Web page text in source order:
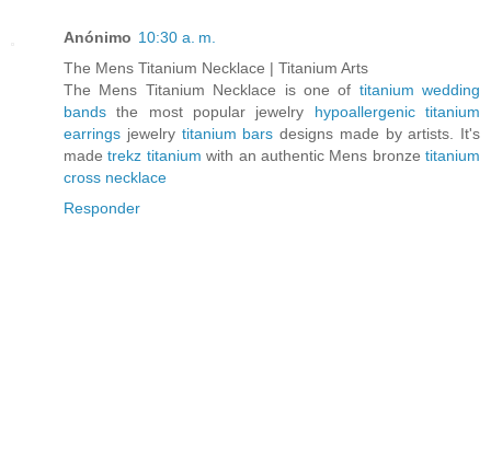
Anónimo 10:30 a. m.
The Mens Titanium Necklace | Titanium Arts
The Mens Titanium Necklace is one of titanium wedding
bands the most popular jewelry hypoallergenic titanium
earrings jewelry titanium bars designs made by artists. It's
madetrekz titanium with an authentic Mens bronze titanium
cross necklace
Responder